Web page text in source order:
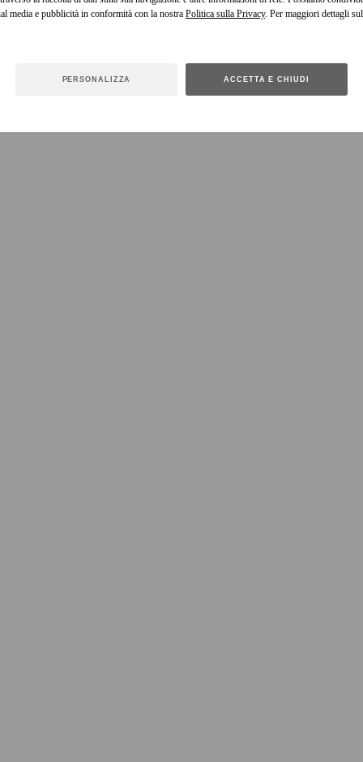
media e pubblicità in conformità con la nostra Politica sulla Privacy. Per maggiori dettagli
PERSONALIZZA ACCETTA E CHIUDI